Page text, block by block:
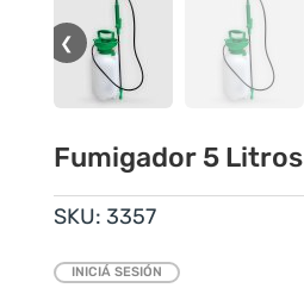
❮
Fumigador 5 Litros
SKU: 3357
INICIÁ SESIÓN